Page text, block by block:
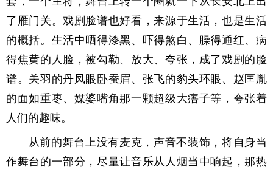
了雁门关。戏剧脸谱也好看，来源于生活，也是生活
的概括。生活中晒得漆黑、吓得煞白、臊得通红、病
得焦黄的人脸，被勾勒、放大、夸张，成了戏剧的脸
谱。关羽的丹凤眼卧蚕眉、张飞的豹头环眼、赵匡胤
的面如重枣、媒婆嘴角那一颗超级大痦子等，夸张着
人们的趣味。
从前的舞台上没有麦克，声音不装饰，将自身当
作舞台的一部分，尽量让音乐从人烟当中响起，那热